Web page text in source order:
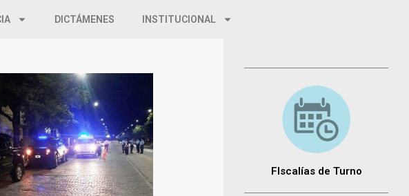
DICTÁMENES INSTITUCIONAL
FIscalías de Turno